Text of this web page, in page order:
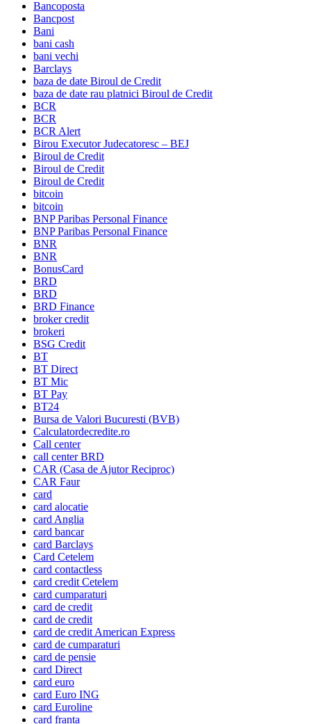
Bancoposta
Bancpost
Bani
bani cash
bani vechi
Barclays
baza de date Biroul de Credit
baza de date rau platnici Biroul de Credit
BCR
BCR
BCR Alert
Birou Executor Judecatoresc – BEJ
Biroul de Credit
Biroul de Credit
Biroul de Credit
bitcoin
bitcoin
BNP Paribas Personal Finance
BNP Paribas Personal Finance
BNR
BNR
BonusCard
BRD
BRD
BRD Finance
broker credit
brokeri
BSG Credit
BT
BT Direct
BT Mic
BT Pay
BT24
Bursa de Valori Bucuresti (BVB)
Calculatordecredite.ro
Call center
call center BRD
CAR (Casa de Ajutor Reciproc)
CAR Faur
card
card alocatie
card Anglia
card bancar
card Barclays
Card Cetelem
card contactless
card credit Cetelem
card cumparaturi
card de credit
card de credit
card de credit American Express
card de cumparaturi
card de pensie
card Direct
card euro
card Euro ING
card Euroline
card franta